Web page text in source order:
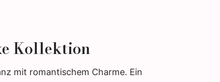
Kollektion
mit romantischem Charme. Ein